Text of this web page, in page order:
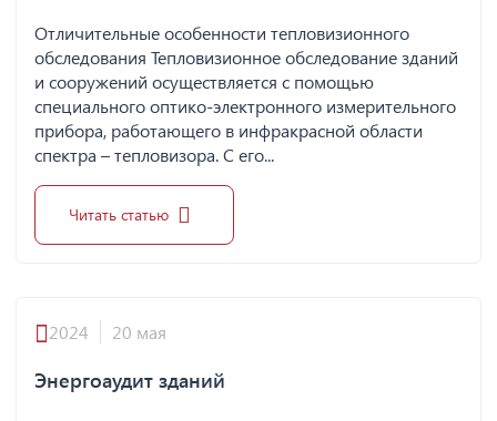
Отличительные особенности тепловизионного
обследования Тепловизионное обследование зданий
и сооружений осуществляется с помощью
специального оптико-электронного измерительного
прибора, работающего в инфракрасной области
спектра – тепловизора. С его...
Читать статью
2024 20 мая
Энергоаудит зданий